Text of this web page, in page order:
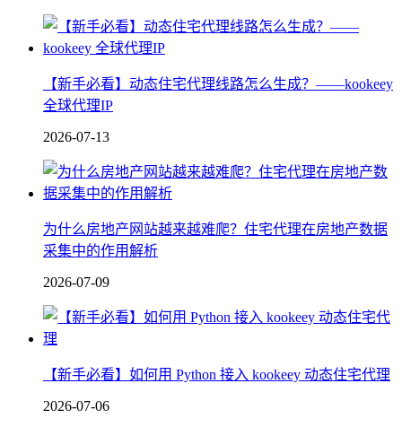
【新手必看】动态住宅代理线路怎么生成？——kookeey
全球代理IP
2026-07-13
为什么房地产网站越来越难爬？住宅代理在房地产数据
采集中的作用解析
2026-07-09
【新手必看】如何用 Python 接入 kookeey 动态住宅代理
2026-07-06